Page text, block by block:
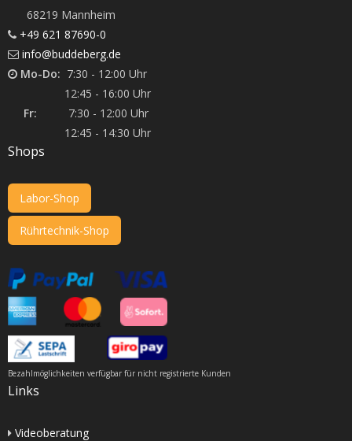
68219 Mannheim
+49 621 87690-0
info@buddeberg.de
Mo-Do: 7:30 - 12:00 Uhr
12:45 - 16:00 Uhr
Fr: 7:30 - 12:00 Uhr
12:45 - 14:30 Uhr
Shops
Labor-Shop
Rührtechnik-Shop
Bezahlmöglichkeiten verfügbar für nicht registrierte Kunden
Links
Videoberatung